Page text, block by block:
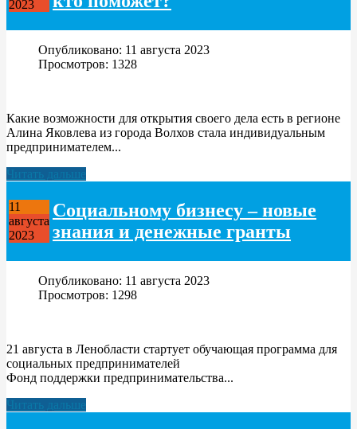
2023
Опубликовано: 11 августа 2023
Просмотров: 1328
Какие возможности для открытия своего дела есть в регионе
Алина Яковлева из города Волхов стала индивидуальным
предпринимателем...
Читать дальше
11
августа
2023
Социальному бизнесу – новые
знания и денежные гранты
Опубликовано: 11 августа 2023
Просмотров: 1298
21 августа в Ленобласти стартует обучающая программа для
социальных предпринимателей
Фонд поддержки предпринимательства...
Читать дальше